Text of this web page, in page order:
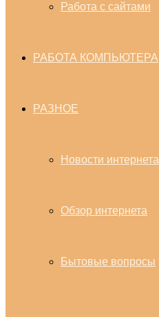
Работа с сайтами
РАБОТА КОМПЬЮТЕРА
РАЗНОЕ
Новости интернета
Обзор интернета
Бытовые вопросы